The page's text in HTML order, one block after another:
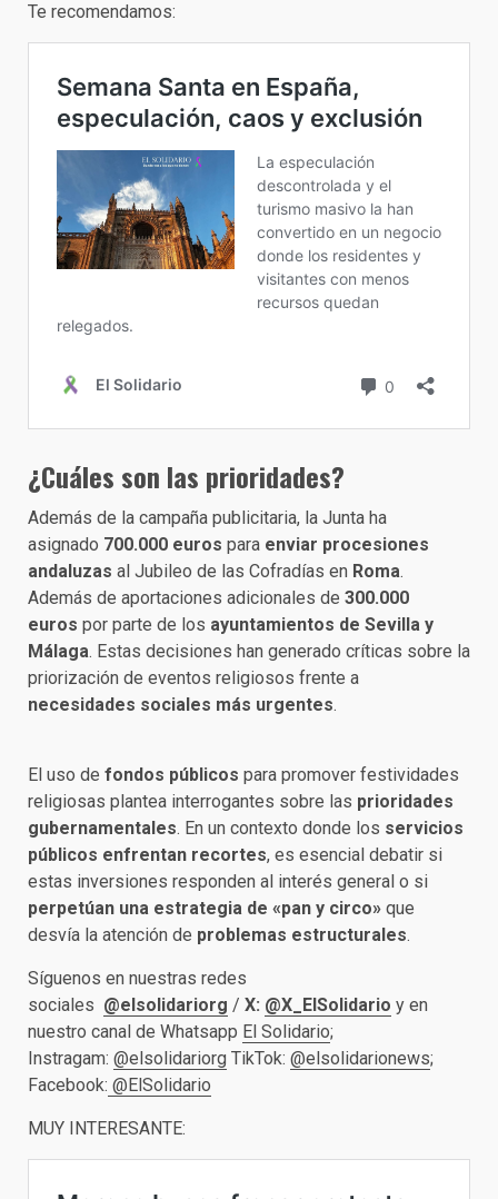
Te recomendamos:
¿Cuáles son las prioridades?
Además de la campaña publicitaria, la Junta ha
asignado 700.000 euros para enviar procesiones
andaluzas al Jubileo de las Cofradías en Roma.
Además de aportaciones adicionales de 300.000
euros por parte de los ayuntamientos de Sevilla y
Málaga. Estas decisiones han generado críticas sobre la
priorización de eventos religiosos frente a
necesidades sociales más urgentes.
El uso de fondos públicos para promover festividades
religiosas plantea interrogantes sobre las prioridades
gubernamentales. En un contexto donde los servicios
públicos enfrentan recortes, es esencial debatir si
estas inversiones responden al interés general o si
perpetúan una estrategia de «pan y circo» que
desvía la atención de problemas estructurales.
Síguenos en nuestras redes
sociales @elsolidariorg / X: @X_ElSolidario y en
nuestro canal de Whatsapp El Solidario;
Instragam: @elsolidariorg TikTok: @elsolidarionews;
Facebook: @ElSolidario
MUY INTERESANTE: